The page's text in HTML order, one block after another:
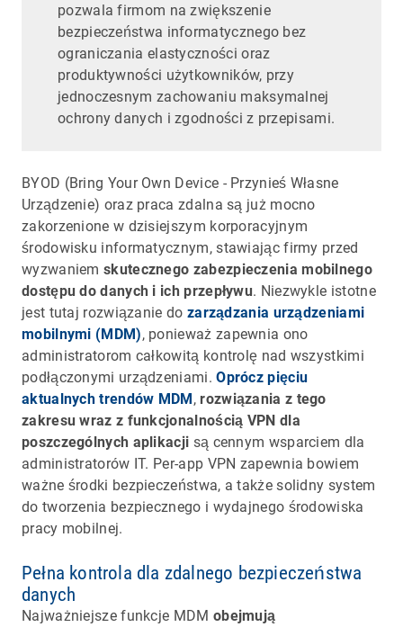
pozwala firmom na zwiększenie
bezpieczeństwa informatycznego bez
ograniczania elastyczności oraz
produktywności użytkowników, przy
jednoczesnym zachowaniu maksymalnej
ochrony danych i zgodności z przepisami.
BYOD (Bring Your Own Device - Przynieś Własne
Urządzenie) oraz praca zdalna są już mocno
zakorzenione w dzisiejszym korporacyjnym
środowisku informatycznym, stawiając firmy przed
wyzwaniemskutecznego zabezpieczenia mobilnego
dostępu do danych i ich przepływu. Niezwykle istotne
jest tutaj rozwiązanie do zarządzania urządzeniami
mobilnymi (MDM), ponieważ zapewnia ono
administratorom całkowitą kontrolę nad wszystkimi
podłączonymi urządzeniami.Oprócz pięciu
aktualnych trendów MDM, rozwiązania z tego
zakresu wraz z funkcjonalnością VPN dla
poszczególnych aplikacji są cennym wsparciem dla
administratorów IT. Per-app VPN zapewnia bowiem
ważne środki bezpieczeństwa, a także solidny system
do tworzenia bezpiecznego i wydajnego środowiska
pracy mobilnej.
Pełna kontrola dla zdalnego bezpieczeństwa
danych
Najważniejsze funkcje MDM obejmują